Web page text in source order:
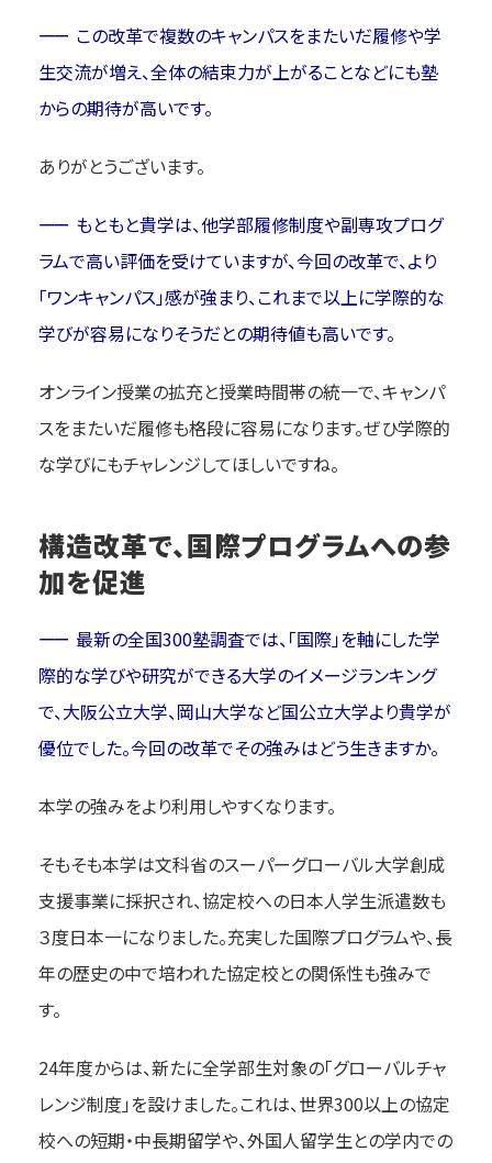
この改革で複数のキャンパスをまたいだ履修や学
生交流が増え、全体の結束力が上がることなどにも塾
からの期待が高いです。
ありがとうございます。
もともと貴学は、他学部履修制度や副専攻プログ
ラムで高い評価を受けていますが、今回の改革で、より
「ワンキャンパス」感が強まり、これまで以上に学際的な
学びが容易になりそうだとの期待値も高いです。
オンライン授業の拡充と授業時間帯の統一で、キャンパ
スをまたいだ履修も格段に容易になります。ぜひ学際的
な学びにもチャレンジしてほしいですね。
構造改革で、国際プログラムへの参
加を促進
最新の全国300塾調査では、「国際」を軸にした学
際的な学びや研究ができる大学のイメージランキング
で、大阪公立大学、岡山大学など国公立大学より貴学が
優位でした。今回の改革でその強みはどう生きますか。
本学の強みをより利用しやすくなります。
そもそも本学は文科省のスーパーグローバル大学創成
支援事業に採択され、協定校への日本人学生派遣数も
３度日本一になりました。充実した国際プログラムや、長
年の歴史の中で培われた協定校との関係性も強みで
す。
24年度からは、新たに全学部生対象の「グローバルチャ
レンジ制度」を設けました。これは、世界300以上の協定
校への短期・中長期留学や、外国人留学生との学内での